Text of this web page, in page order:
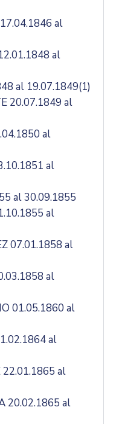
al
al
al 19.07.1849(1)
20.07.1849 al
al
al
al 30.09.1855
al
07.01.1858 al
al
01.05.1860 al
al
22.01.1865 al
20.02.1865 al